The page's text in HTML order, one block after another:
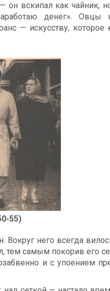
он вскипал как чайник,
денег». Овцы
— искусству,
55)
него всегда
тем самым покорив его
и с упоением